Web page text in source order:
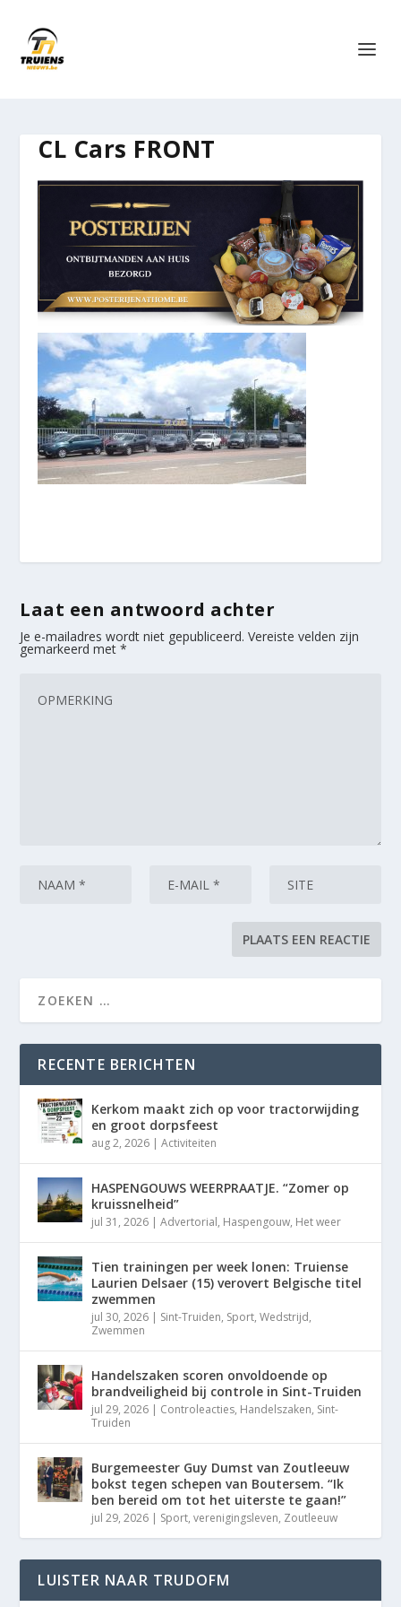
CL Cars FRONT
Laat een antwoord achter
Je e-mailadres wordt niet gepubliceerd. Vereiste velden zijn
gemarkeerd met*
RECENTE BERICHTEN
Kerkom maakt zich op voor tractorwijding
en groot dorpsfeest
aug 2, 2026 |Activiteiten
HASPENGOUWS WEERPRAATJE. “Zomer op
kruissnelheid”
jul 31, 2026 |Advertorial, Haspengouw, Het weer
Tien trainingen per week lonen: Truiense
Laurien Delsaer (15) verovert Belgische titel
zwemmen
jul 30, 2026 | Sint-Truiden, Sport,Wedstrijd,
Zwemmen
Handelszaken scoren onvoldoende op
brandveiligheid bij controle in Sint-Truiden
jul 29, 2026 | Controleacties, Handelszaken, Sint-
Truiden
Burgemeester Guy Dumst van Zoutleeuw
bokst tegen schepen van Boutersem. “Ik
ben bereid om tot het uiterste te gaan!”
jul 29, 2026 | Sport,verenigingsleven, Zoutleeuw
LUISTER NAAR TRUDOFM